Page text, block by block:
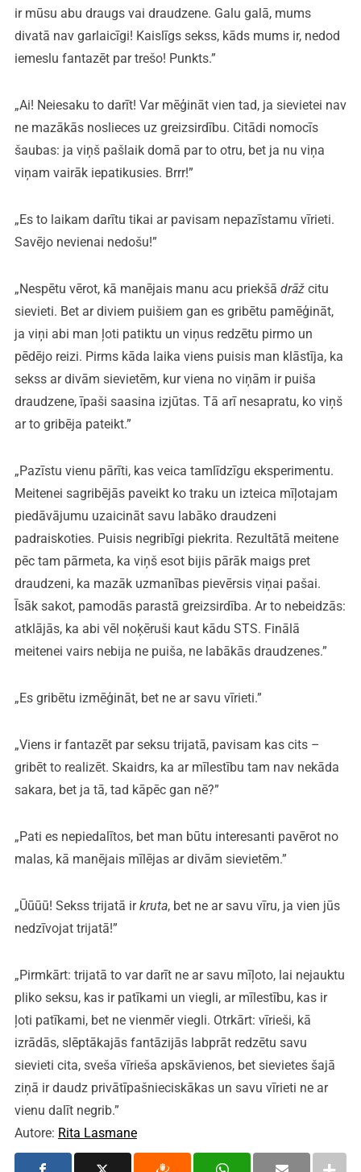
ir mūsu abu draugs vai draudzene. Galu galā, mums
divatā nav garlaicīgi! Kaislīgs sekss, kāds mums ir, nedod
iemeslu fantazēt par trešo! Punkts.”
„Ai! Neiesaku to darīt! Var mēģināt vien tad, ja sievietei nav
ne mazākās noslieces uz greizsirdību. Citādi nomocīs
šaubas: ja viņš pašlaik domā par to otru, bet ja nu viņa
viņam vairāk iepatikusies. Brrr!”
„Es to laikam darītu tikai ar pavisam nepazīstamu vīrieti.
Savējo nevienai nedošu!”
„Nespētu vērot, kā manējais manu acu priekšā drāž citu
sievieti. Bet ar diviem puišiem gan es gribētu pamēģināt,
ja viņi abi man ļoti patiktu un viņus redzētu pirmo un
pēdējo reizi. Pirms kāda laika viens puisis man klāstīja, ka
sekss ar divām sievietēm, kur viena no viņām ir puiša
draudzene, īpaši saasina izjūtas. Tā arī nesapratu, ko viņš
ar to gribēja pateikt.”
„Pazīstu vienu pārīti, kas veica tamlīdzīgu eksperimentu.
Meitenei sagribējās paveikt ko traku un izteica mīļotajam
piedāvājumu uzaicināt savu labāko draudzeni
padraiskoties. Puisis negribīgi piekrita. Rezultātā meitene
pēc tam pārmeta, ka viņš esot bijis pārāk maigs pret
draudzeni, ka mazāk uzmanības pievērsis viņai pašai.
Īsāk sakot, pamodās parastā greizsirdība. Ar to nebeidzās:
atklājās, ka abi vēl noķēruši kaut kādu STS. Finālā
meitenei vairs nebija ne puiša, ne labākās draudzenes.”
„Es gribētu izmēģināt, bet ne ar savu vīrieti.”
„Viens ir fantazēt par seksu trijatā, pavisam kas cits –
gribēt to realizēt. Skaidrs, ka ar mīlestību tam nav nekāda
sakara, bet ja tā, tad kāpēc gan nē?”
„Pati es nepiedalītos, bet man būtu interesanti pavērot no
malas, kā manējais mīlējas ar divām sievietēm.”
„Ūūūū! Sekss trijatā irkruta, bet ne ar savu vīru, ja vien jūs
nedzīvojat trijatā!”
„Pirmkārt: trijatā to var darīt ne ar savu mīļoto, lai nejauktu
pliko seksu, kas ir patīkami un viegli, ar mīlestību, kas ir
ļoti patīkami, bet ne vienmēr viegli. Otrkārt: vīrieši, kā
izrādās, slēptākajās fantāzijās labprāt redzētu savu
sievieti cita, sveša vīrieša apskāvienos, bet sievietes šajā
ziņā ir daudz privātīpašnieciskākas un savu vīrieti ne ar
vienu dalīt negrib.”
Autore: Rita Lasmane